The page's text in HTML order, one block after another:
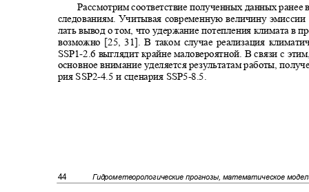
Рассмотрим соответствие полученных данных
следованиям. Учитывая современную величину эмиссии
лать вывод о том, что удержание потепления климата в
возможно [25, 31]. В таком случае реализация
SSP1-2.6 выглядит крайне маловероятной. В связи с
основное внимание уделяется результатам работы,
рия SSP2-4.5 и сценария SSP5-8.5.
44 Гидрометеорологические прогнозы, математическое